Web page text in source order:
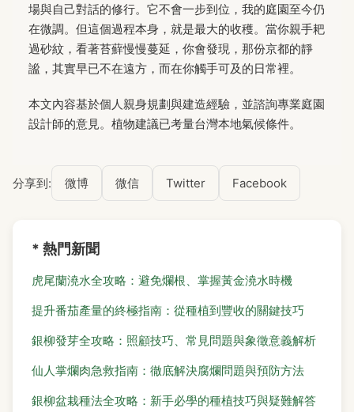
場與自己對話的修行。它不會一步到位，我的庭園至今仍
在微調。但這個過程本身，就是最大的收穫。當你親手耙
過砂紋，看著苔蘚慢慢蔓延，你會發現，那份京都的靜
謐，其實早已不在遠方，而在你觸手可及的日常裡。
本文內容基於個人親身規劃與建造經驗，並諮詢專業庭園
設計師的意見。植物建議已考量台灣本地氣候條件。
分享到: 微博 微信 Twitter Facebook
* 熱門新聞
虎尾蘭澆水全攻略：避免爛根、掌握黃金澆水時機
提升番茄產量的終極指南：從種植到豐收的關鍵技巧
銀柳發芽全攻略：照顧技巧、常見問題與象徵意義解析
仙人掌爛肉急救指南：徹底解決腐爛問題與預防方法
銀柳盆栽種法全攻略：新手必學的種植技巧與疑難解答